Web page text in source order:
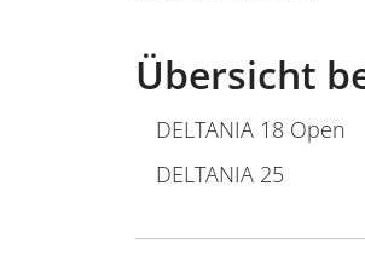
Übersicht
DELTANIA 18 Open
DELTANIA 25